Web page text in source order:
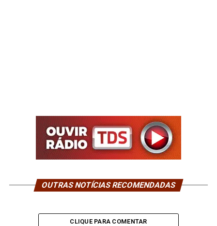
OUTRAS NOTÍCIAS RECOMENDADAS
CLIQUE PARA COMENTAR